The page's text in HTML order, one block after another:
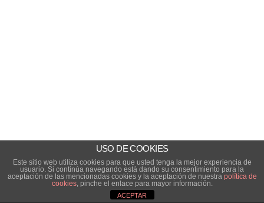
USO DE COOKIES
Este sitio web utiliza cookies para que usted tenga la mejor experiencia de
usuario. Si continúa navegando está dando su consentimiento para la
aceptación de las mencionadas cookies y la aceptación de nuestra política de
cookies, pinche el enlace para mayor información.
ACEPTAR